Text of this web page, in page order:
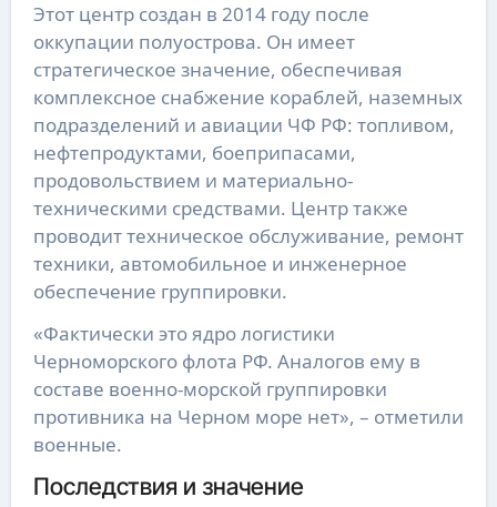
Этот центр создан в 2014 году после
оккупации полуострова. Он имеет
стратегическое значение, обеспечивая
комплексное снабжение кораблей, наземных
подразделений и авиации ЧФ РФ: топливом,
нефтепродуктами, боеприпасами,
продовольствием и материально-
техническими средствами. Центр также
проводит техническое обслуживание, ремонт
техники, автомобильное и инженерное
обеспечение группировки.
«Фактически это ядро логистики
Черноморского флота РФ. Аналогов ему в
составе военно-морской группировки
противника на Черном море нет», – отметили
военные.
Последствия и значение